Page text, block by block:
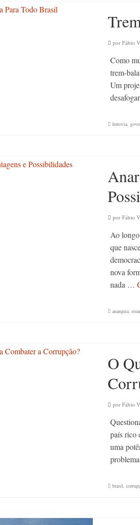
por Fábio
Como
trem-
Um
ferrovia,
por Fábio
Ao
que
nova
nada …
anarquia,
O
por Fábio
país rico
uma
brasil,